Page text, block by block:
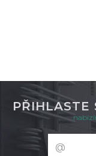
PŘIHLASTE